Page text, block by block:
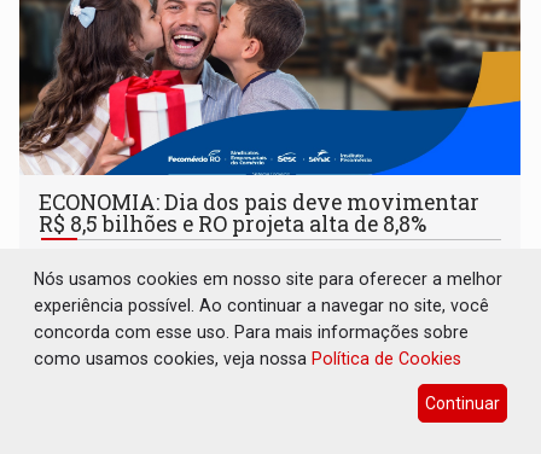
ECONOMIA: Dia dos pais deve movimentar
R$ 8,5 bilhões e RO projeta alta de 8,8%
Data comemorativa se consolida como a quarta mais
relevante do calendário varejista, impulsionada pelo menor
desemprego em 14 anos e pela recuperação da renda
Nós usamos cookies em nosso site para oferecer a melhor
experiência possível. Ao continuar a navegar no site, você
concorda com esse uso. Para mais informações sobre
como usamos cookies, veja nossa Política de Cookies
Continuar